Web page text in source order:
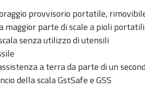
provvisorio portatile,
maggior parte di scale a pioli
senza utilizzo di utensili
a terra da parte di un
della scala GstSafe e GSS